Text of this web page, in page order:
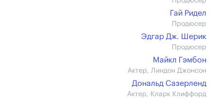
Гай Ридел
Продюсер
Эдгар Дж. Шерик
Продюсер
Майкл Гэмбон
Актер, Линдон Джонсон
Дональд Сазерленд
Актер, Кларк Клиффорд